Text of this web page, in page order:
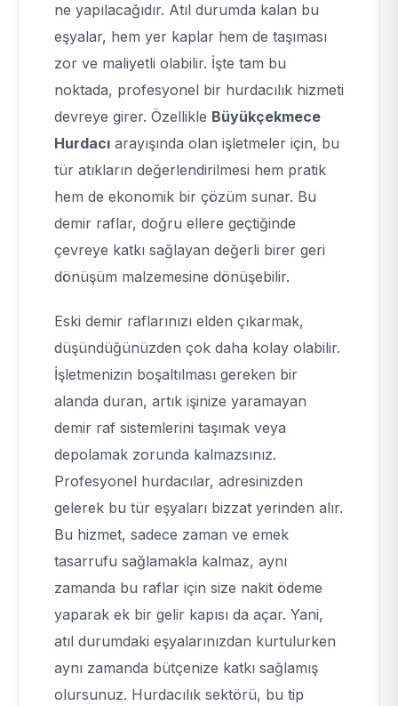
ne yapılacağıdır. Atıl durumda kalan bu
eşyalar, hem yer kaplar hem de taşıması
zor ve maliyetli olabilir. İşte tam bu
noktada, profesyonel bir hurdacılık hizmeti
devreye girer. Özellikle Büyükçekmece
Hurdacı arayışında olan işletmeler için, bu
tür atıkların değerlendirilmesi hem pratik
hem de ekonomik bir çözüm sunar. Bu
demir raflar, doğru ellere geçtiğinde
çevreye katkı sağlayan değerli birer geri
dönüşüm malzemesine dönüşebilir.
Eski demir raflarınızı elden çıkarmak,
düşündüğünüzden çok daha kolay olabilir.
İşletmenizin boşaltılması gereken bir
alanda duran, artık işinize yaramayan
demir raf sistemlerini taşımak veya
depolamak zorunda kalmazsınız.
Profesyonel hurdacılar, adresinizden
gelerek bu tür eşyaları bizzat yerinden alır.
Bu hizmet, sadece zaman ve emek
tasarrufu sağlamakla kalmaz, aynı
zamanda bu raflar için size nakit ödeme
yaparak ek bir gelir kapısı da açar. Yani,
atıl durumdaki eşyalarınızdan kurtulurken
aynı zamanda bütçenize katkı sağlamış
olursunuz. Hurdacılık sektörü, bu tip